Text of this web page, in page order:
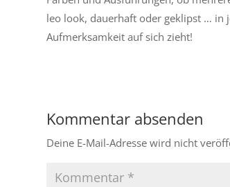
leo look, dauerhaft oder geklipst … in
Aufmerksamkeit auf sich zieht!
Kommentar absenden
Deine E-Mail-Adresse wird nicht